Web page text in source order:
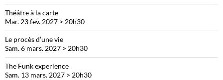
Théâtre à la carte
Mar. 23 fev. 2027 > 20h30
Le procès d’une vie
Sam. 6 mars. 2027 > 20h30
The Funk experience
Sam. 13 mars. 2027 > 20h30